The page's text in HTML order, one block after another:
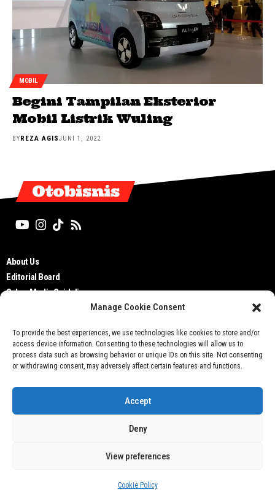
Manage Cookie Consent
To provide the best experiences, we use technologies like cookies to store and/or
access device information. Consenting to these technologies will allow us to
process data such as browsing behavior or unique IDs on this site. Not consenting
or withdrawing consent, may adversely affect certain features and functions.
Accept
Deny
View preferences
Cookie Policy
MOBIL
Begini Tampilan Eksterior
Mobil Listrik Wuling
BYREZA AGISJUNI 1, 2022
Otobisnis
About Us
Editorial Board
Cyber Media Guidelines
Privacy Policy
Contact Us